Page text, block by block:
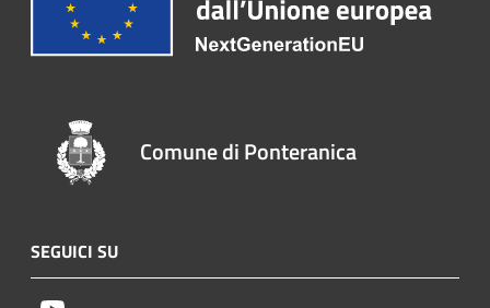
Comune di Ponteranica
SEGUICI SU